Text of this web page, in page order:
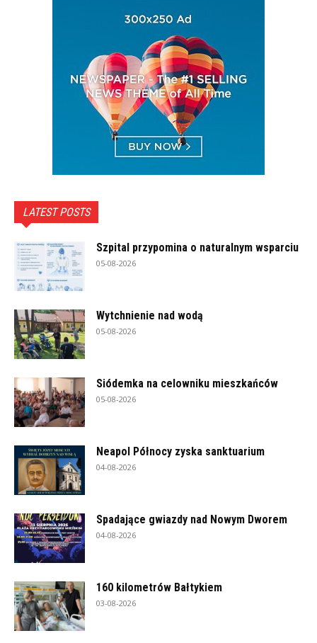
LATEST POSTS
Szpital przypomina o naturalnym wsparciu
05-08-2026
Wytchnienie nad wodą
05-08-2026
Siódemka na celowniku mieszkańców
05-08-2026
Neapol Północy zyska sanktuarium
04-08-2026
Spadające gwiazdy nad Nowym Dworem
04-08-2026
160 kilometrów Bałtykiem
03-08-2026